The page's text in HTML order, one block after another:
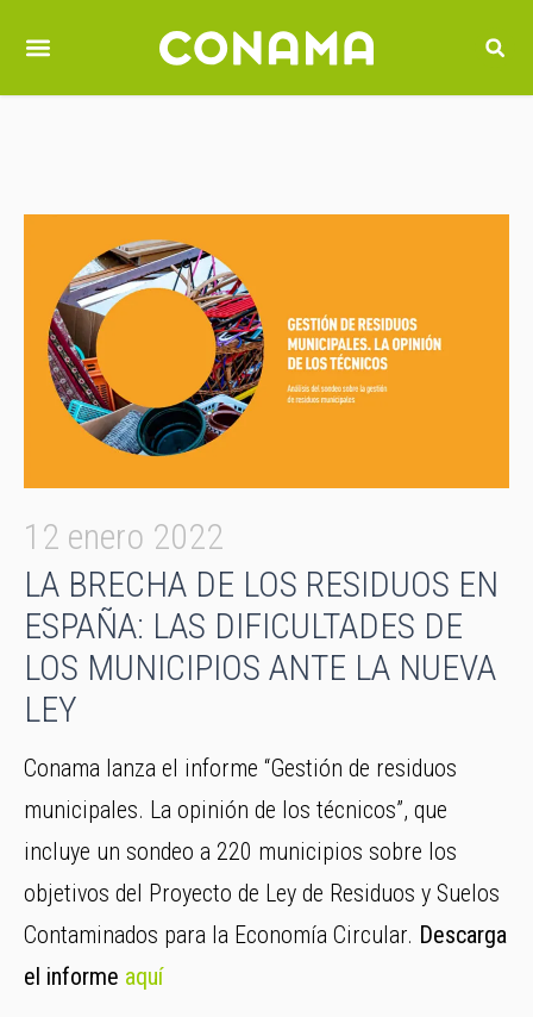
12 enero 2022
LA BRECHA DE LOS RESIDUOS EN
ESPAÑA: LAS DIFICULTADES DE
LOS MUNICIPIOS ANTE LA NUEVA
LEY
Conama lanza el informe “Gestión de residuos
municipales. La opinión de los técnicos”, que
incluye un sondeo a 220 municipios sobre los
objetivos del Proyecto de Ley de Residuos y Suelos
Contaminados para la Economía Circular. Descarga
el informe aquí